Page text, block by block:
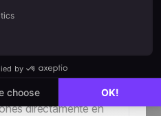
desde WhatsApp y
directamente en